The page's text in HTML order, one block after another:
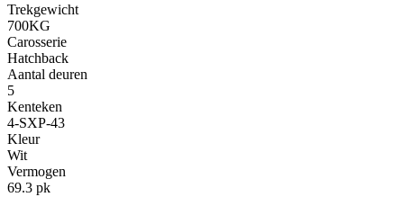
Trekgewicht
700KG
Carosserie
Hatchback
Aantal deuren
5
Kenteken
4-SXP-43
Kleur
Wit
Vermogen
69.3 pk